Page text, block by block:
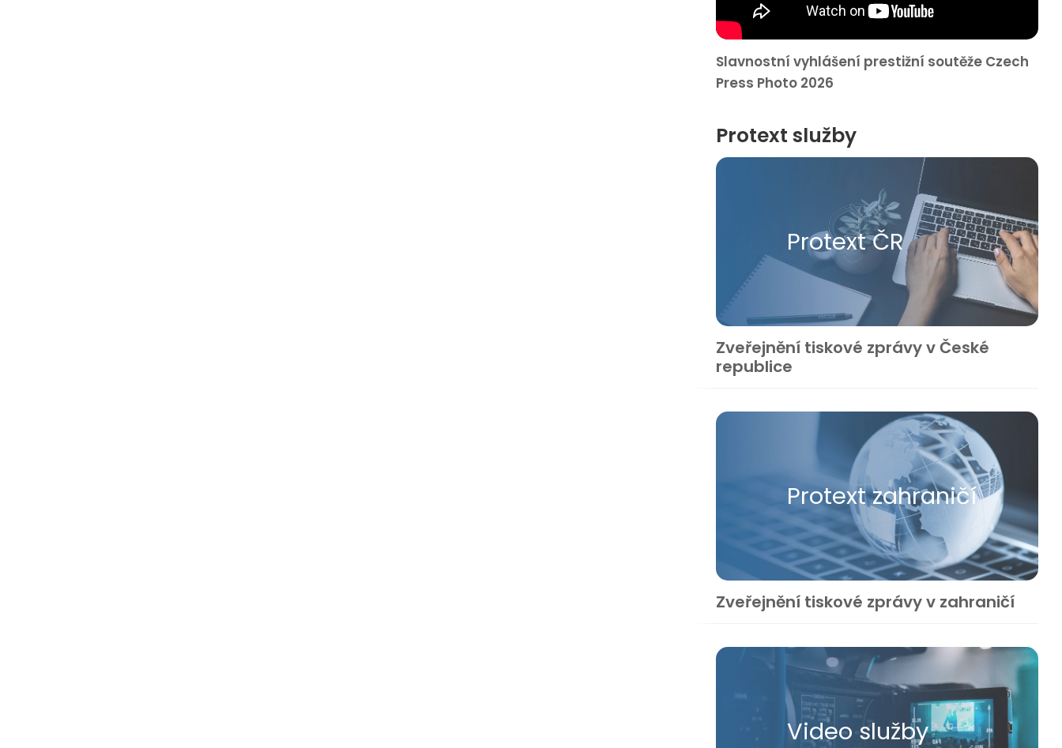
Slavnostní vyhlášení prestižní soutěže Czech
Press Photo 2026
Protext služby
Protext ČR
Zveřejnění tiskové zprávy v České
republice
Protext zahraničí
Zveřejnění tiskové zprávy v zahraničí
Video služby